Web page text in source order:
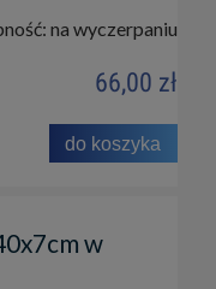
na wyczerpaniu
66,00 zł
do koszyka
w